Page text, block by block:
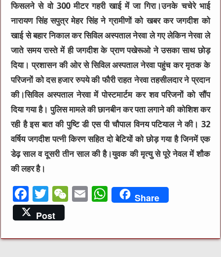
फिसलने से वो 300 मीटर गहरी खाई में जा गिरा।उनके चचेरे भाई
नारायण सिंह सपुत्र मेहर सिंह ने ग्रामीणों को खबर कर जगदीश को
खाई से बहार निकाल कर सिविल अस्पताल नेरवा ले गए लेकिन नेरवा ले
जाते समय रास्ते में ही जगदीश के प्राण पखेरूओ ने उसका साथ छोड़
दिया। प्रशासन की ओर से सिविल अस्पताल नेरवा पहुंच कर मृतक के
परिजनों को दस हजार रुपये की फौरी राहत नेरवा तहसीलदार ने प्रदान
की।सिविल अस्पताल नेरवा में पोस्टमार्टम कर शव परिजनों को सौंप
दिया गया है। पुलिस मामले की छानबीन कर पता लगाने की कोशिश कर
रही है इस बात की पुष्टि डी एस पी चौपाल विनय पटियाल ने की। 32
वर्षिय जगदीश पत्नी किरण सहित दो बेटियों को छोड़ गया है जिनमें एक
डेढ़ साल व दूसरी तीन साल की है।युवक की मृत्यु से पूरे नेवल में शौक
की लहर है।
F
a
c
e
T
w
it
te
W
h
E
l
W
s
Share
Post